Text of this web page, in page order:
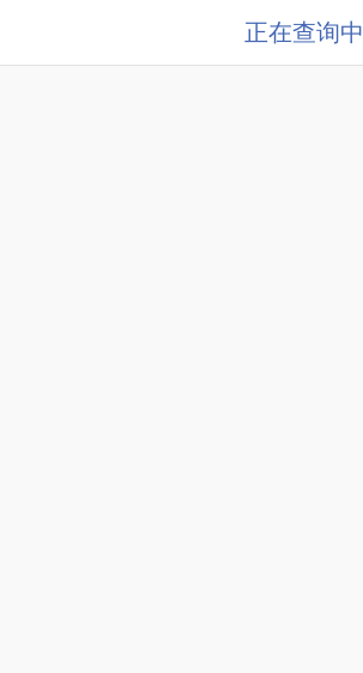
正在查询中